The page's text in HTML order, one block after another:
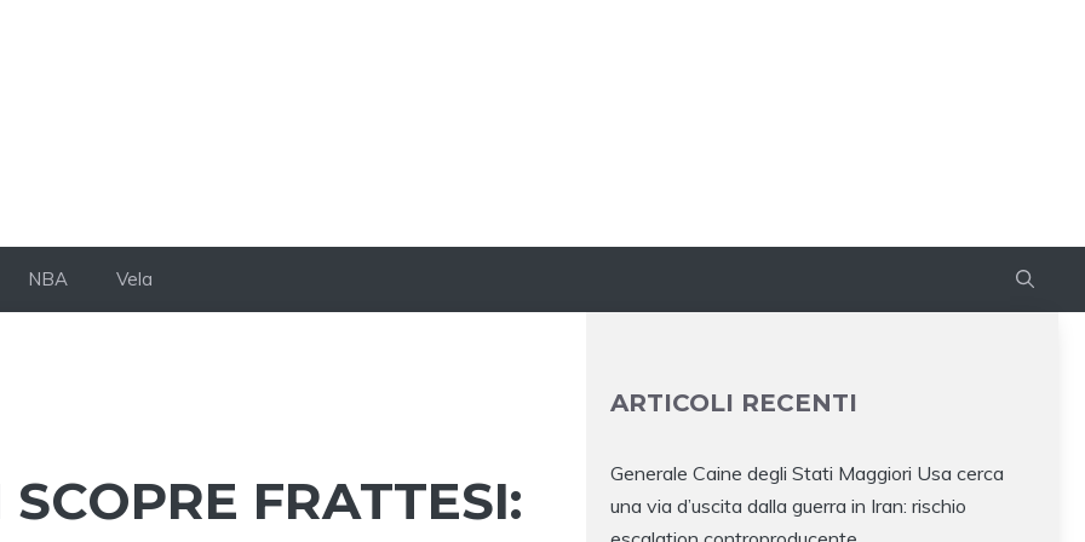
NBA Vela
FRATTESI:
ARTICOLI RECENTI
Generale Caine degli Stati Maggiori Usa cerca
una via d’uscita dalla guerra in Iran: rischio